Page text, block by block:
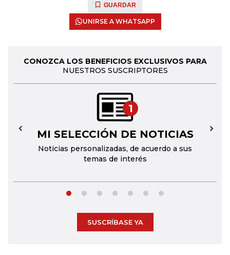
GUARDAR
UNIRSE A WHATSAPP
CONOZCA LOS BENEFICIOS EXCLUSIVOS PARA
NUESTROS SUSCRIPTORES
1
MI SELECCIÓN DE NOTICIAS
Noticias personalizadas, de acuerdo a sus
temas de interés
← →
SUSCRÍBASE YA